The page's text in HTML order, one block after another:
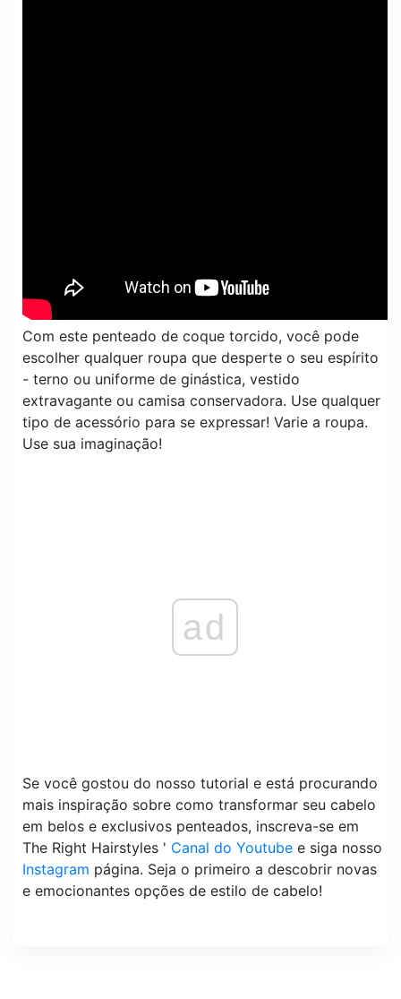
Com este penteado de coque torcido, você pode
escolher qualquer roupa que desperte o seu espírito
- terno ou uniforme de ginástica, vestido
extravagante ou camisa conservadora. Use qualquer
tipo de acessório para se expressar! Varie a roupa.
Use sua imaginação!
ad
Se você gostou do nosso tutorial e está procurando
mais inspiração sobre como transformar seu cabelo
em belos e exclusivos penteados, inscreva-se em
The Right Hairstyles ' Canal do Youtube e siga nosso
Instagram página. Seja o primeiro a descobrir novas
e emocionantes opções de estilo de cabelo!